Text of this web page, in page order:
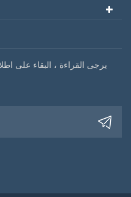
يرجى القراءة ، البقاء على